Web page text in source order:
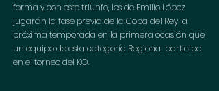
forma y con este triunfo, los de Emilio López
jugarán la fase previa de la Copa del Rey la
próxima temporada en la primera ocasión que
un equipo de esta categoría Regional participa
en el torneo del KO.